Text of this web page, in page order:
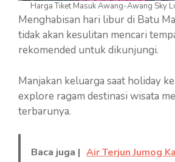
Harga Tiket Masuk Awang-Awang Sky
Menghabisan hari libur di Batu
tidak akan kesulitan mencari
rekomended untuk dikunjungi.
Manjakan keluarga saat holiday
explore ragam destinasi wisata
terbarunya.
Baca juga | Air Terjun Jumog